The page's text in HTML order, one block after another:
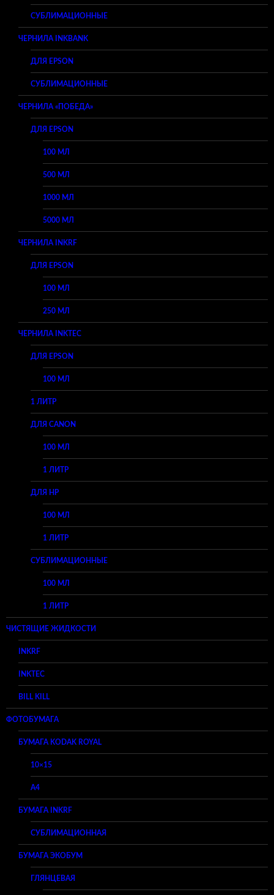
СУБЛИМАЦИОННЫЕ
ЧЕРНИЛА INKBANK
ДЛЯ EPSON
СУБЛИМАЦИОННЫЕ
ЧЕРНИЛА «ПОБЕДА»
ДЛЯ EPSON
100 МЛ
500 МЛ
1000 МЛ
5000 МЛ
ЧЕРНИЛА INKRF
ДЛЯ EPSON
100 МЛ
250 МЛ
ЧЕРНИЛА INKTEC
ДЛЯ EPSON
100 МЛ
1 ЛИТР
ДЛЯ CANON
100 МЛ
1 ЛИТР
ДЛЯ HP
100 МЛ
1 ЛИТР
СУБЛИМАЦИОННЫЕ
100 МЛ
1 ЛИТР
ЧИСТЯЩИЕ ЖИДКОСТИ
INKRF
INKTEC
BILL KILL
ФОТОБУМАГА
БУМАГА KODAK ROYAL
10×15
A4
БУМАГА INKRF
СУБЛИМАЦИОННАЯ
БУМАГА ЭКОБУМ
ГЛЯНЦЕВАЯ